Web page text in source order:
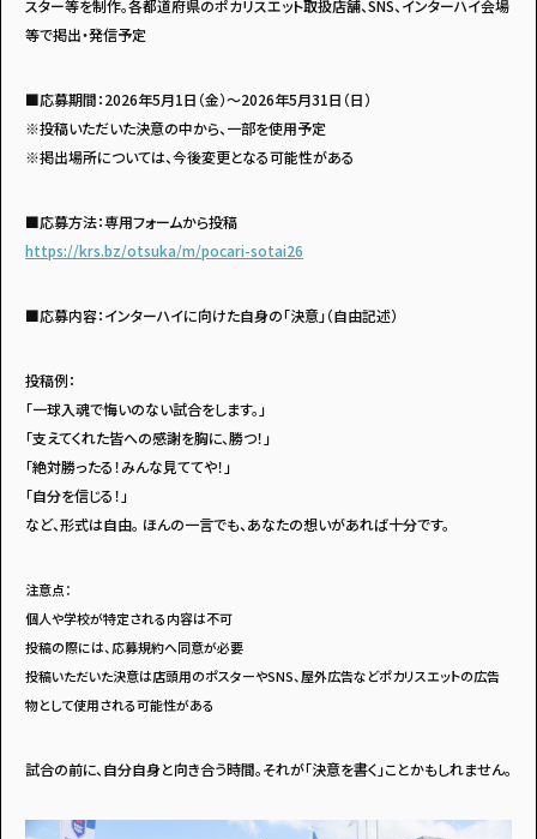
スター等を制作。各都道府県のポカリスエット取扱店舗、SNS、インターハイ会場
等で掲出・発信予定
■応募期間：2026年5月1日（金）～2026年5月31日（日）
※投稿いただいた決意の中から、一部を使用予定
※掲出場所については、今後変更となる可能性がある
■応募方法：専用フォームから投稿
https://krs.bz/otsuka/m/pocari-sotai26
■応募内容：インターハイに向けた自身の「決意」（自由記述）
投稿例：
「一球入魂で悔いのない試合をします。」
「支えてくれた皆への感謝を胸に、勝つ！」
「絶対勝ったる！みんな見ててや！」
「自分を信じる！」
など、形式は自由。 ほんの一言でも、あなたの想いがあれば十分です。
注意点：
個人や学校が特定される内容は不可
投稿の際には、応募規約へ同意が必要
投稿いただいた決意は店頭用のポスターやSNS、屋外広告などポカリスエットの広告
物として使用される可能性がある
試合の前に、自分自身と向き合う時間。それが「決意を書く」ことかもしれません。